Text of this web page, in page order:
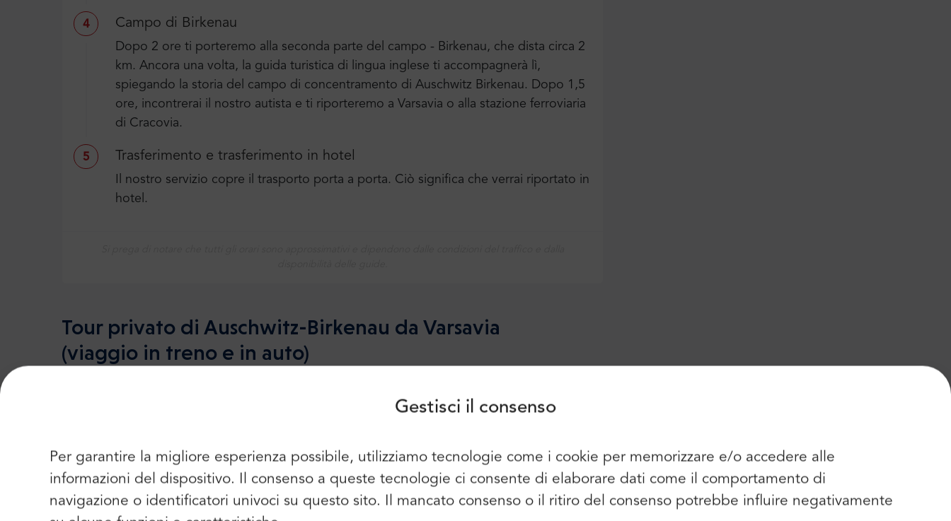
Gestisci il consenso
Per garantire la migliore esperienza possibile, utilizziamo tecnologie come i cookie per memorizzare e/o accedere alle
informazioni del dispositivo. Il consenso a queste tecnologie ci consente di elaborare dati come il comportamento di
navigazione o identificatori univoci su questo sito. Il mancato consenso o il ritiro del consenso potrebbe influire negativamente
4 Campo di Birkenau
Dopo 2 ore ti porteremo alla seconda parte del campo - Birkenau, che dista circa 2
km. Ancora una volta, la guida turistica di lingua inglese ti accompagnerà lì,
spiegando la storia del campo di concentramento di Auschwitz Birkenau. Dopo 1,5
ore, incontrerai il nostro autista e ti riporteremo a Varsavia o alla stazione ferroviaria
di Cracovia.
5 Trasferimento e trasferimento in hotel
Il nostro servizio copre il trasporto porta a porta. Ciò significa che verrai riportato in
hotel.
Tour privato di Auschwitz-Birkenau da Varsavia
(viaggio in treno e in auto)
comodità, i visitatori possono concentrarsi sull'importanza dell'esperienza che stanno per
vivere senza il fastidio dei mezzi pubblici.
2. Assistenza di un autista che parla inglese
Accesso
Continuare a utilizzare i seguenti
È possibile utilizzare anche l'e-mail e
la password:
Nome: